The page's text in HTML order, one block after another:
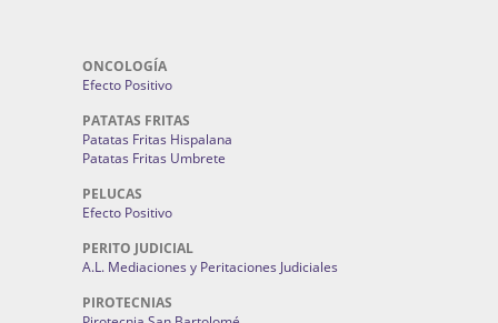
ONCOLOGÍA
Efecto Positivo
PATATAS FRITAS
Patatas Fritas Hispalana
Patatas Fritas Umbrete
PELUCAS
Efecto Positivo
PERITO JUDICIAL
A.L. Mediaciones y Peritaciones Judiciales
PIROTECNIAS